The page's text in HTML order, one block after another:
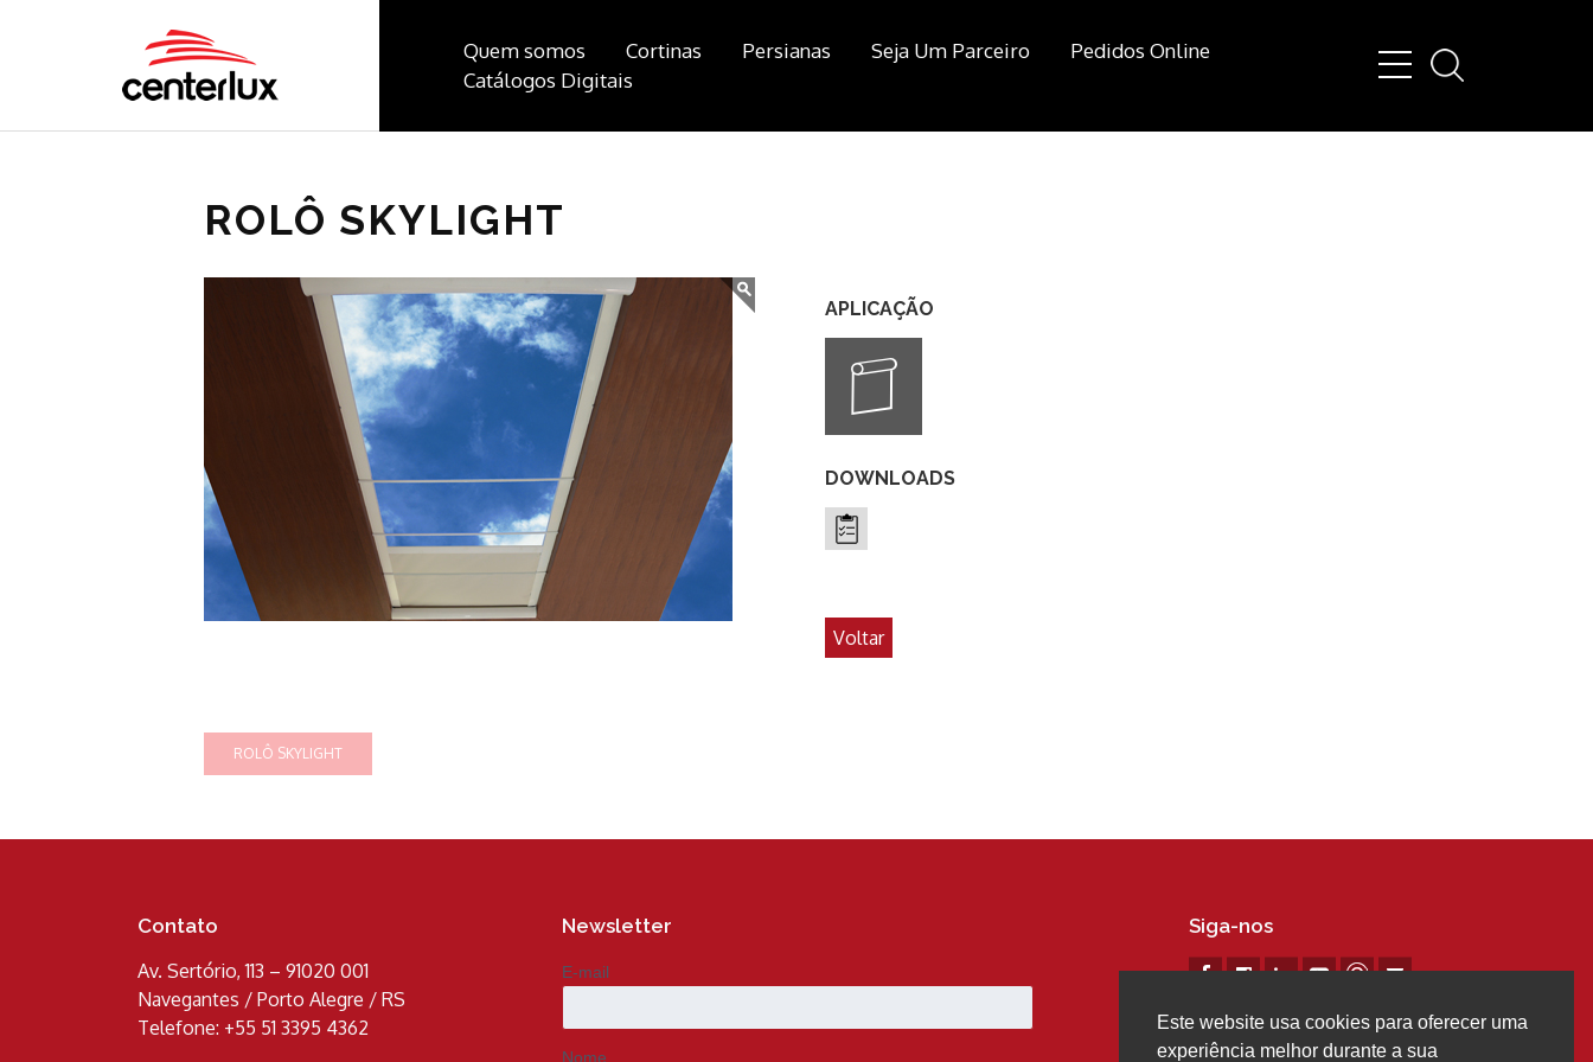
Quem somos Cortinas Persianas Seja Um Parceiro
Pedidos Online
Catálogos Digitais
ROLÔ SKYLIGHT
APLICAÇÃO
DOWNLOADS
Voltar
Contato
Av. Sertório, 113 – 91020 001
Navegantes / Porto Alegre / RS
Telefone: +55 51 3395 4362
Newsletter
E-mail
Nome
Siga-nos
Este website usa cookies para oferecer uma
experiência melhor durante a sua